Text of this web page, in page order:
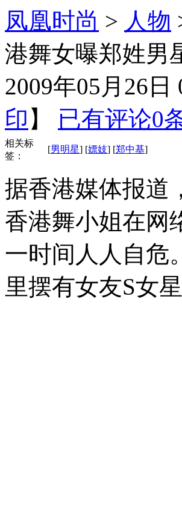
凤凰时尚 > 人物
港舞女曝郑姓男
2009年05月26日
印 】 已有评论0
相关标
签：
[男明星] [嫖妓] [郑中基]
据香港媒体报道
香港舞小姐在网
一时间人人自危
里摆有女友S女星